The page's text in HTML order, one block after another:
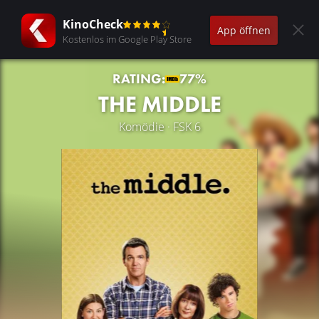
KinoCheck
Kostenlos im Google Play Store
App öffnen
RATING: 77%
THE MIDDLE
Komödie · FSK 6